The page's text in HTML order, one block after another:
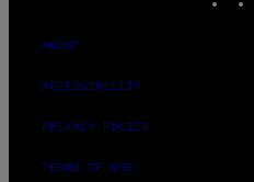
ABOUT
ACCESSIBILITY
PRIVACY POLICY
TERMS OF USE